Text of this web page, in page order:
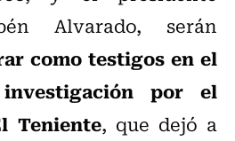
Alvarado, serán
como testigos en el
por el
Teniente, que dejó a